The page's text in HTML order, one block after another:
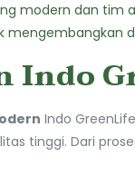
modern dan tim
Indo
Indo
tinggi. Dari